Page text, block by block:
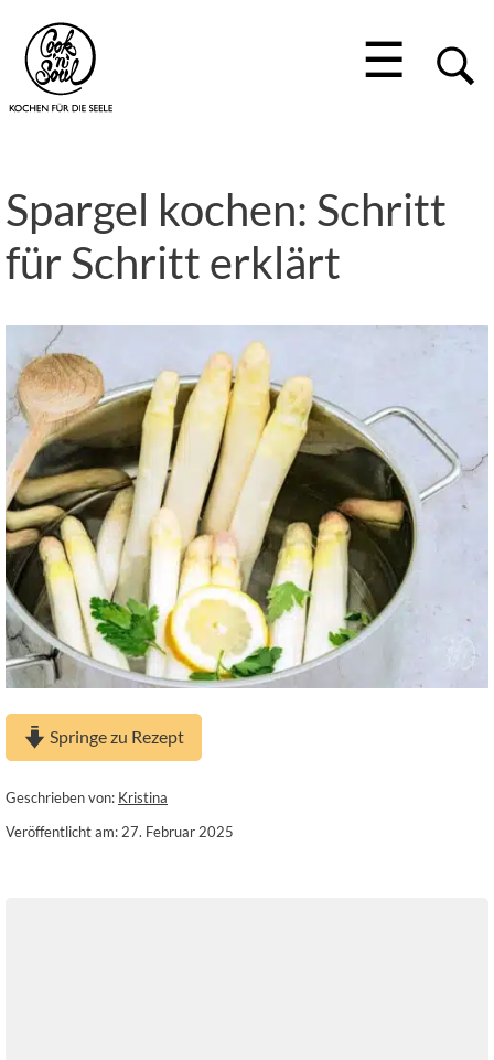
☰
Spargel kochen: Schritt
für Schritt erklärt
Springe zu Rezept
Geschrieben von: Kristina
Veröffentlicht am: 27. Februar 2025